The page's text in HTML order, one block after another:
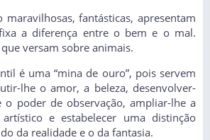
maravilhosas, fantásticas, apresentam
a diferença entre o bem e o mal.
versam sobre animais.
é uma “mina de ouro”, pois servem
lhe o amor, a beleza, desenvolver-
o poder de observação, ampliar-lhe a
e estabelecer uma distinção
da realidade e o da fantasia.